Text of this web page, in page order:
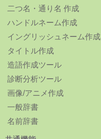
二つ名・通り名 作成
ハンドルネーム作成
イングリッシュネーム作成
タイトル作成
造語作成ツール
診断分析ツール
画像/アニメ作成
一般辞書
名前辞書